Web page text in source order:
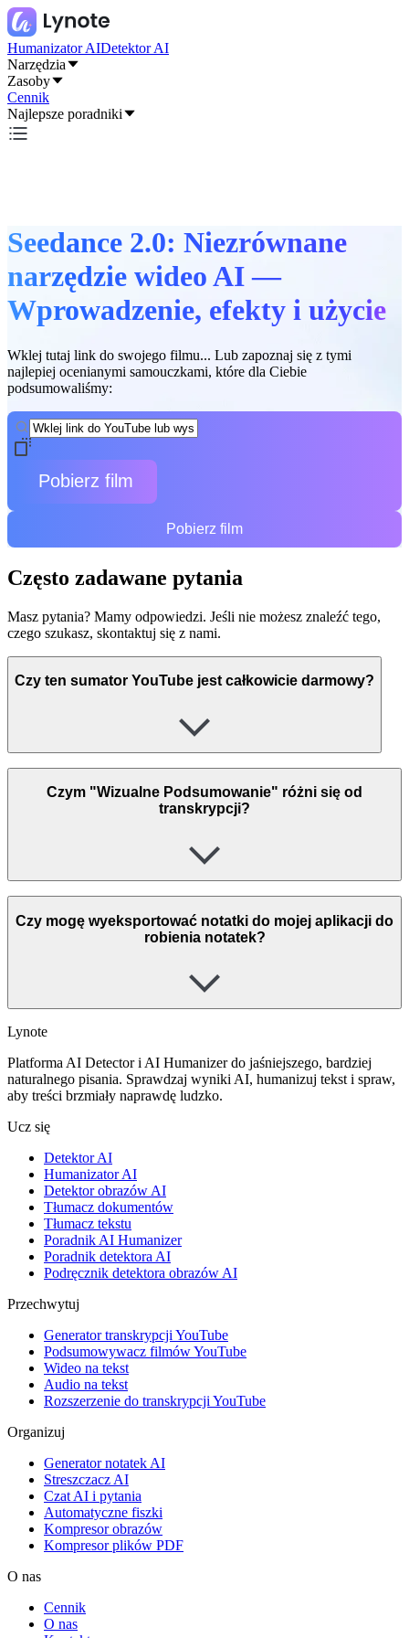
Humanizator AIDetektor AI
Narzędzia
Zasoby
Cennik
Najlepsze poradniki
Seedance 2.0: Niezrównane
narzędzie wideo AI —
Wprowadzenie, efekty i użycie
Wklej tutaj link do swojego filmu... Lub zapoznaj się z tymi
najlepiej ocenianymi samouczkami, które dla Ciebie
podsumowaliśmy:
Pobierz film
Pobierz film
Często zadawane pytania
Masz pytania? Mamy odpowiedzi. Jeśli nie możesz znaleźć tego,
czego szukasz, skontaktuj się z nami.
Czy ten sumator YouTube jest całkowicie darmowy?
Czym "Wizualne Podsumowanie" różni się od
transkrypcji?
Czy mogę wyeksportować notatki do mojej aplikacji do
robienia notatek?
Lynote
Platforma AI Detector i AI Humanizer do jaśniejszego, bardziej
naturalnego pisania. Sprawdzaj wyniki AI, humanizuj tekst i spraw,
aby treści brzmiały naprawdę ludzko.
Ucz się
Detektor AI
Humanizator AI
Detektor obrazów AI
Tłumacz dokumentów
Tłumacz tekstu
Poradnik AI Humanizer
Poradnik detektora AI
Podręcznik detektora obrazów AI
Przechwytuj
Generator transkrypcji YouTube
Podsumowywacz filmów YouTube
Wideo na tekst
Audio na tekst
Rozszerzenie do transkrypcji YouTube
Organizuj
Generator notatek AI
Streszczacz AI
Czat AI i pytania
Automatyczne fiszki
Kompresor obrazów
Kompresor plików PDF
O nas
Cennik
O nas